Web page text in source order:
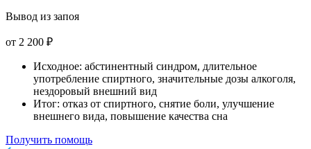
Вывод из запоя
от 2 200 ₽
Исходное: абстинентный синдром, длительное
употребление спиртного, значительные дозы алкоголя,
нездоровый внешний вид
Итог: отказ от спиртного, снятие боли, улучшение
внешнего вида, повышение качества сна
Получить помощь